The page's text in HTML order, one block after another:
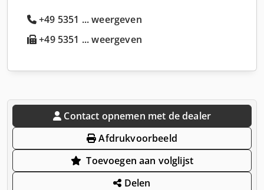
+49 5351 ... weergeven
+49 5351 ... weergeven
Contact opnemen met de dealer
Afdrukvoorbeeld
Toevoegen aan volglijst
Delen